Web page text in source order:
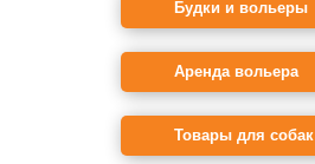
Будки и вольеры
Аренда вольера
Товары для собак